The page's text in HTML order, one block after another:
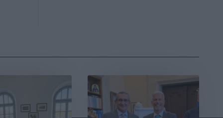
ΠΑΜΕ ΣΤΟΙΧΗΜΑ: Περισσότερα από 95
εκατομμύρια ευρώ σε κέρδη μοίρασε
τον Ιούλιο
Αθλητικά• πριν 7 ώρες